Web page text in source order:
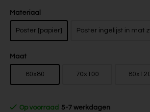
Materiaal
Poster [papier] Poster ingelijst in mat
Maat
60x80 70x100
Op voorraad 5-7 werkdagen